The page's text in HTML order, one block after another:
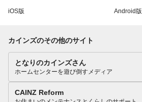
iOS版 Android版
カインズのその他のサイト
となりのカインズさん
ホームセンターを遊び倒すメディア
CAINZ Reform